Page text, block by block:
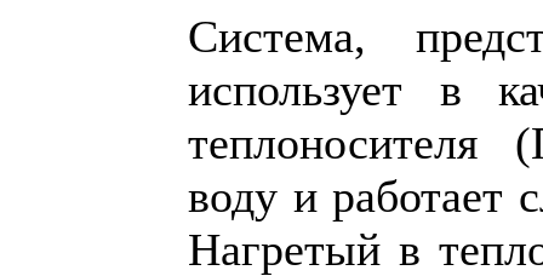
Система,
использует в
теплоносителя
воду и работает
Нагретый в